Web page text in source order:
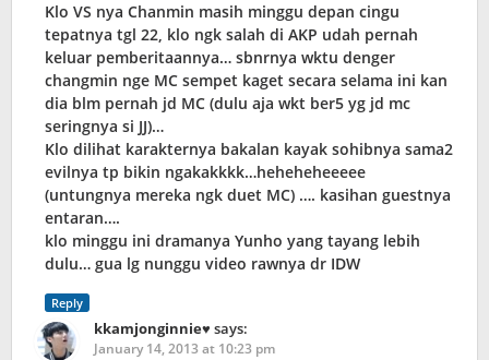
Klo VS nya Chanmin masih minggu depan cingu
tepatnya tgl 22, klo ngk salah di AKP udah pernah
keluar pemberitaannya… sbnrnya wktu denger
changmin nge MC sempet kaget secara selama ini kan
dia blm pernah jd MC (dulu aja wkt ber5 yg jd mc
seringnya si JJ)…
Klo dilihat karakternya bakalan kayak sohibnya sama2
evilnya tp bikin ngakakkkk…heheheheeeee
(untungnya mereka ngk duet MC) …. kasihan guestnya
entaran….
klo minggu ini dramanya Yunho yang tayang lebih
dulu… gua lg nunggu video rawnya dr IDW
Reply
kkamjonginnie♥ says:
January 14, 2013 at 10:23 pm